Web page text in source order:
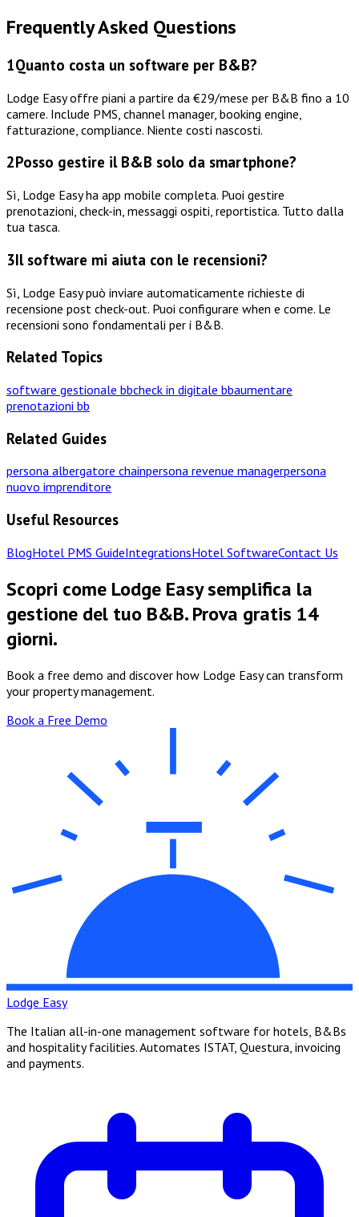
Frequently Asked Questions
1Quanto costa un software per B&B?
Lodge Easy offre piani a partire da €29/mese per B&B fino a 10
camere. Include PMS, channel manager, booking engine,
fatturazione, compliance. Niente costi nascosti.
2Posso gestire il B&B solo da smartphone?
Sì, Lodge Easy ha app mobile completa. Puoi gestire
prenotazioni, check-in, messaggi ospiti, reportistica. Tutto dalla
tua tasca.
3Il software mi aiuta con le recensioni?
Sì, Lodge Easy può inviare automaticamente richieste di
recensione post check-out. Puoi configurare when e come. Le
recensioni sono fondamentali per i B&B.
Related Topics
software gestionale bbcheck in digitale bbaumentare
prenotazioni bb
Related Guides
persona albergatore chainpersona revenue managerpersona
nuovo imprenditore
Useful Resources
BlogHotel PMS GuideIntegrationsHotel SoftwareContact Us
Scopri come Lodge Easy semplifica la
gestione del tuo B&B. Prova gratis 14
giorni.
Book a free demo and discover how Lodge Easy can transform
your property management.
Book a Free Demo
Lodge Easy
The Italian all-in-one management software for hotels, B&Bs
and hospitality facilities. Automates ISTAT, Questura, invoicing
and payments.